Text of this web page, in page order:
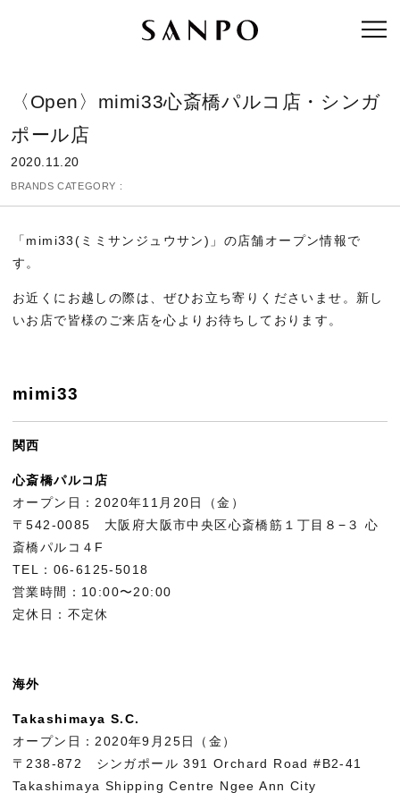
〈Open〉mimi33心斎橋パルコ店・シンガ
ポール店
2020.11.20
BRANDS CATEGORY :
「mimi33(ミミサンジュウサン)」の店舗オープン情報で
す。
お近くにお越しの際は、ぜひお立ち寄りくださいませ。新し
いお店で皆様のご来店を心よりお待ちしております。
mimi33
関西
心斎橋パルコ店
オープン日：2020年11月20日（金）
〒542-0085 大阪府大阪市中央区心斎橋筋１丁目８−３ 心
斎橋パルコ４F
TEL：06-6125-5018
営業時間：10:00〜20:00
定休日：不定休
海外
Takashimaya S.C.
オープン日：2020年9月25日（金）
〒238-872 シンガポール 391 Orchard Road #B2-41
Takashimaya Shipping Centre Ngee Ann City